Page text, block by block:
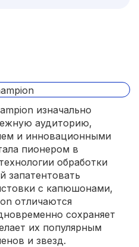
изначально
аудиторию,
и инновационными
пионером в
обработки
запатентовать
с капюшонами,
отличаются
сохраняет
их популярным
и звезд.